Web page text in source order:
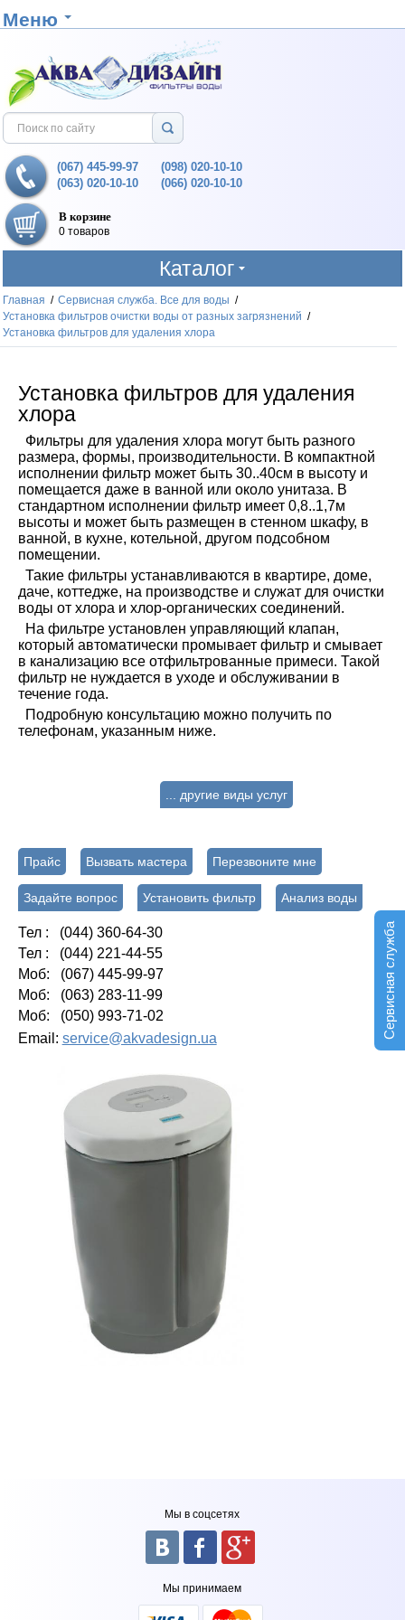
Сервисная служба
Меню
(067) 445-99-97
(063) 020-10-10
(098) 020-10-10
(066) 020-10-10
В корзине
0 товаров
Каталог
Главная / Сервисная служба. Все для воды /
Установка фильтров очистки воды от разных загрязнений /
Установка фильтров для удаления хлора
Установка фильтровдля удаления
хлора
Фильтры для удаления хлора могут быть разного
размера, формы, производительности. В компактной
исполнении фильтр может быть 30..40см в высоту и
помещается даже в ванной или около унитаза. В
стандартном исполнении фильтр имеет 0,8..1,7м
высоты и может быть размещен в стенном шкафу, в
ванной, в кухне, котельной, другом подсобном
помещении.
Такие фильтры устанавливаются в квартире, доме,
даче, коттедже, на производстве и служат для очистки
воды от хлора и хлор-органических соединений.
На фильтре установлен управляющий клапан,
который автоматически промывает фильтр и смывает
в канализацию все отфильтрованные примеси. Такой
фильтр не нуждается в уходе и обслуживании в
течение года.
Подробную консультацию можно получить по
телефонам, указанным ниже.
... другие виды услуг
Прайс Вызвать мастера Перезвоните мне
Задайте вопрос Установить фильтр Анализ воды
Тел : (044) 360-64-30
Тел : (044) 221-44-55
Моб: (067) 445-99-97
Моб: (063) 283-11-99
Моб: (050) 993-71-02
Email: service@akvadesign.ua
Мы в соцсетях
Мы принимаем